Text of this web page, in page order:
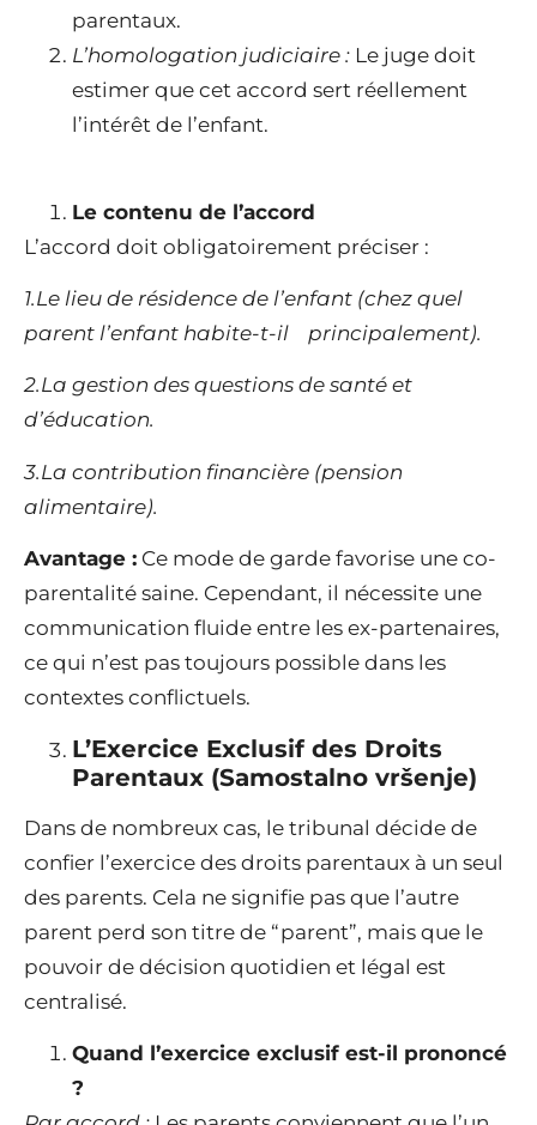
parentaux.
L’homologation judiciaire : Le juge doit
estimer que cet accord sert réellement
l’intérêt de l’enfant.
Le contenu de l’accord
L’accord doit obligatoirement préciser :
1.Le lieu de résidence de l’enfant (chez quel
parent l’enfant habite-t-il principalement).
2.La gestion des questions de santé et
d’éducation.
3.La contribution financière (pension
alimentaire).
Avantage : Ce mode de garde favorise une co-
parentalité saine. Cependant, il nécessite une
communication fluide entre les ex-partenaires,
ce qui n’est pas toujours possible dans les
contextes conflictuels.
L’Exercice Exclusif des Droits
Parentaux (Samostalno vršenje)
Dans de nombreux cas, le tribunal décide de
confier l’exercice des droits parentaux à un seul
des parents. Cela ne signifie pas que l’autre
parent perd son titre de “parent”, mais que le
pouvoir de décision quotidien et légal est
centralisé.
Quand l’exercice exclusif est-il prononcé
?